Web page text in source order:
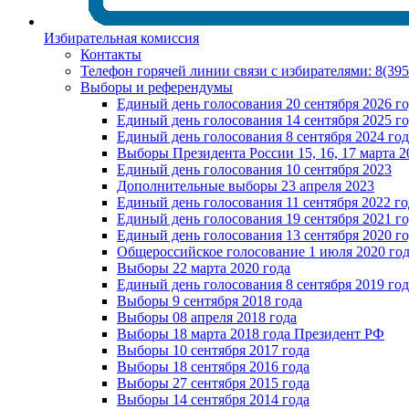
Избирательная комиссия
Контакты
Телефон горячей линии связи с избирателями:
Выборы и референдумы
Единый день голосования 20 сентября 2026
Единый день голосования 14 сентября 2025
Единый день голосования 8 сентября 2024
Выборы Президента России 15, 16, 17 марта
Единый день голосования 10 сентября 2023
Дополнительные выборы 23 апреля 2023
Единый день голосования 11 сентября 2022
Единый день голосования 19 сентября 2021
Единый день голосования 13 сентября 2020
Общероссийское голосование 1 июля 2020
Выборы 22 марта 2020 года
Единый день голосования 8 сентября 2019
Выборы 9 сентября 2018 года
Выборы 08 апреля 2018 года
Выборы 18 марта 2018 года Президент РФ
Выборы 10 сентября 2017 года
Выборы 18 сентября 2016 года
Выборы 27 сентября 2015 года
Выборы 14 сентября 2014 года